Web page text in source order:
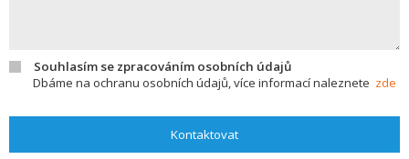
Souhlasím se zpracováním osobních údajů
Dbáme na ochranu osobních údajů, více informací naleznete zde
Kontaktovat